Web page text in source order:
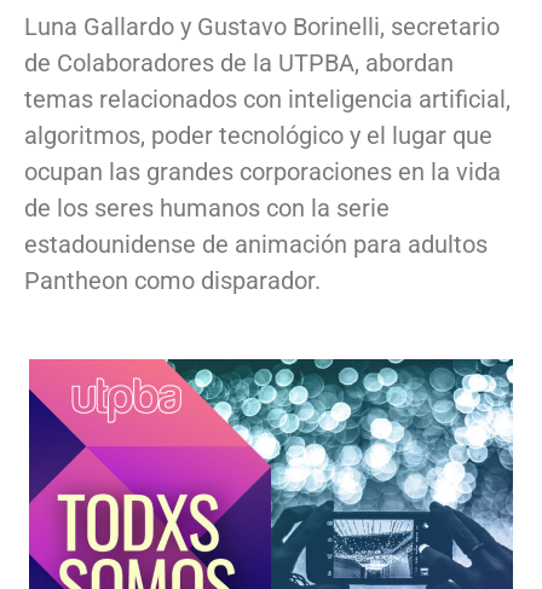
Luna Gallardo y Gustavo Borinelli, secretario
de Colaboradores de la UTPBA, abordan
temas relacionados con inteligencia artificial,
algoritmos, poder tecnológico y el lugar que
ocupan las grandes corporaciones en la vida
de los seres humanos con la serie
estadounidense de animación para adultos
Pantheon como disparador.